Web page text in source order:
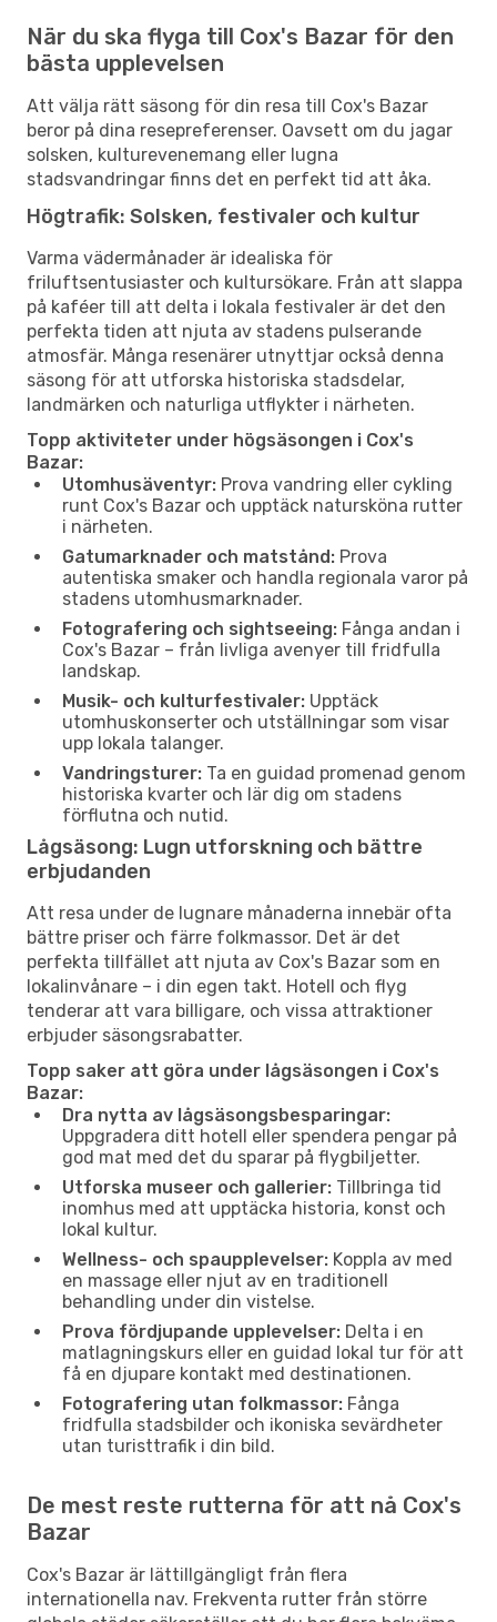
När du ska flyga till Cox's Bazar för den
bästa upplevelsen
Att välja rätt säsong för din resa till Cox's Bazar
beror på dina resepreferenser. Oavsett om du jagar
solsken, kulturevenemang eller lugna
stadsvandringar finns det en perfekt tid att åka.
Högtrafik: Solsken, festivaler och kultur
Varma vädermånader är idealiska för
friluftsentusiaster och kultursökare. Från att slappa
på kaféer till att delta i lokala festivaler är det den
perfekta tiden att njuta av stadens pulserande
atmosfär. Många resenärer utnyttjar också denna
säsong för att utforska historiska stadsdelar,
landmärken och naturliga utflykter i närheten.
Topp aktiviteter under högsäsongen i Cox's
Bazar:
Utomhusäventyr: Prova vandring eller cykling
runt Cox's Bazar och upptäck natursköna rutter
i närheten.
Gatumarknader och matstånd: Prova
autentiska smaker och handla regionala varor på
stadens utomhusmarknader.
Fotografering och sightseeing: Fånga andan i
Cox's Bazar – från livliga avenyer till fridfulla
landskap.
Musik- och kulturfestivaler: Upptäck
utomhuskonserter och utställningar som visar
upp lokala talanger.
Vandringsturer: Ta en guidad promenad genom
historiska kvarter och lär dig om stadens
förflutna och nutid.
Lågsäsong: Lugn utforskning och bättre
erbjudanden
Att resa under de lugnare månaderna innebär ofta
bättre priser och färre folkmassor. Det är det
perfekta tillfället att njuta av Cox's Bazar som en
lokalinvånare – i din egen takt. Hotell och flyg
tenderar att vara billigare, och vissa attraktioner
erbjuder säsongsrabatter.
Topp saker att göra under lågsäsongen i Cox's
Bazar:
Dra nytta av lågsäsongsbesparingar:
Uppgradera ditt hotell eller spendera pengar på
god mat med det du sparar på flygbiljetter.
Utforska museer och gallerier: Tillbringa tid
inomhus med att upptäcka historia, konst och
lokal kultur.
Wellness- och spaupplevelser: Koppla av med
en massage eller njut av en traditionell
behandling under din vistelse.
Prova fördjupande upplevelser: Delta i en
matlagningskurs eller en guidad lokal tur för att
få en djupare kontakt med destinationen.
Fotografering utan folkmassor: Fånga
fridfulla stadsbilder och ikoniska sevärdheter
utan turisttrafik i din bild.
De mest reste rutterna för att nå Cox's
Bazar
Cox's Bazar är lättillgängligt från flera
internationella nav. Frekventa rutter från större